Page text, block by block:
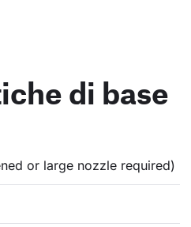
di base
or large nozzle required)